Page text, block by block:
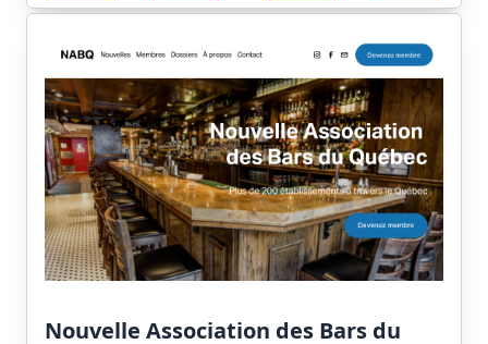
Nouvelle Association des Bars du